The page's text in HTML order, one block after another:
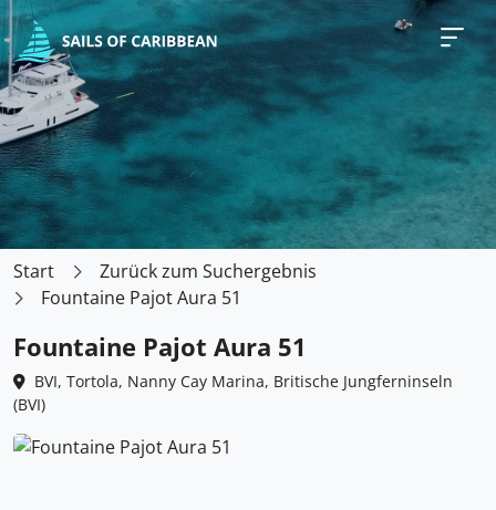
Start
Zurück zum Suchergebnis
Fountaine Pajot Aura 51
Fountaine Pajot Aura 51
BVI, Tortola, Nanny Cay Marina, Britische Jungferninseln
(BVI)